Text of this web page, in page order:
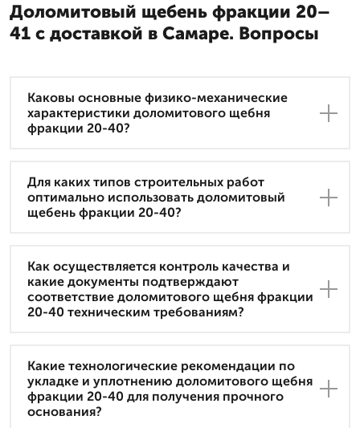
Доломитовый щебень фракции 20–
41 с доставкой в Самаре. Вопросы
Каковы основные физико-механические
характеристики доломитового щебня
фракции 20-40?
Для каких типов строительных работ
оптимально использовать доломитовый
щебень фракции 20-40?
Как осуществляется контроль качества и
какие документы подтверждают
соответствие доломитового щебня фракции
20-40 техническим требованиям?
Какие технологические рекомендации по
укладке и уплотнению доломитового щебня
фракции 20-40 для получения прочного
основания?